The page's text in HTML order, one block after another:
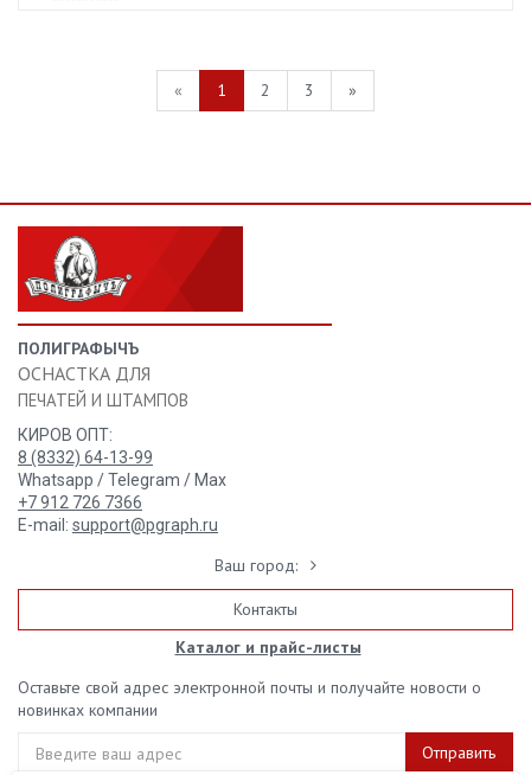
« 1 2 3 »
ПОЛИГРАФЫЧЪ
ОСНАСТКА ДЛЯ
ПЕЧАТЕЙ И ШТАМПОВ
КИРОВ ОПТ:
8 (8332) 64-13-99
Whatsapp / Telegram / Max
+7 912 726 7366
E-mail: support@pgraph.ru
Ваш город:
Контакты
Каталог и прайс-листы
Оставьте свой адрес электронной почты и получайте новости о
новинках компании
Отправить